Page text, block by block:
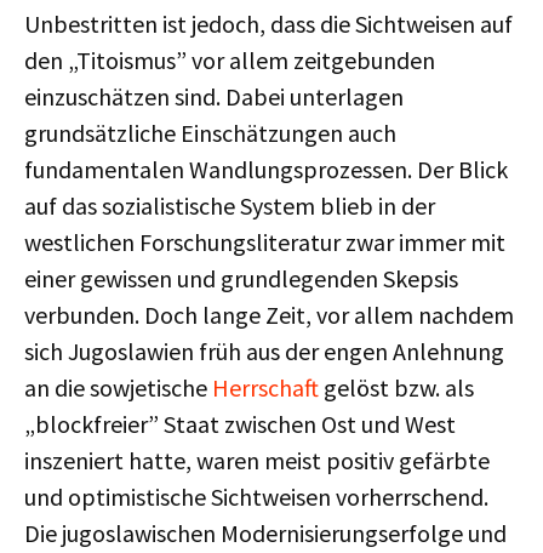
Unbestritten ist jedoch, dass die Sichtweisen auf
den „Titoismus” vor allem zeitgebunden
einzuschätzen sind. Dabei unterlagen
grundsätzliche Einschätzungen auch
fundamentalen Wandlungsprozessen. Der Blick
auf das sozialistische System blieb in der
westlichen Forschungsliteratur zwar immer mit
einer gewissen und grundlegenden Skepsis
verbunden. Doch lange Zeit, vor allem nachdem
sich Jugoslawien früh aus der engen Anlehnung
an die sowjetische Herrschaft gelöst bzw. als
„blockfreier” Staat zwischen Ost und West
inszeniert hatte, waren meist positiv gefärbte
und optimistische Sichtweisen vorherrschend.
Die jugoslawischen Modernisierungserfolge und